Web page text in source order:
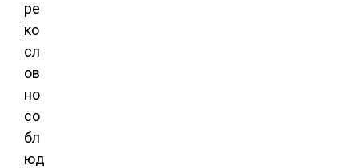
ре
ко
сл
ов
но
со
бл
юд